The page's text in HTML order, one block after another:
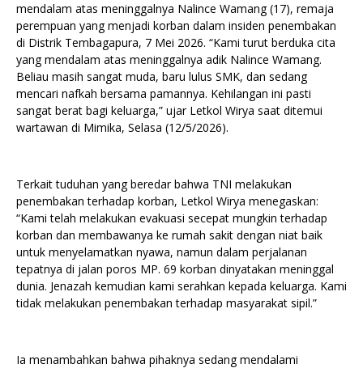
mendalam atas meninggalnya Nalince Wamang (17), remaja
perempuan yang menjadi korban dalam insiden penembakan
di Distrik Tembagapura, 7 Mei 2026. “Kami turut berduka cita
yang mendalam atas meninggalnya adik Nalince Wamang.
Beliau masih sangat muda, baru lulus SMK, dan sedang
mencari nafkah bersama pamannya. Kehilangan ini pasti
sangat berat bagi keluarga,” ujar Letkol Wirya saat ditemui
wartawan di Mimika, Selasa (12/5/2026).
Terkait tuduhan yang beredar bahwa TNI melakukan
penembakan terhadap korban, Letkol Wirya menegaskan:
“Kami telah melakukan evakuasi secepat mungkin terhadap
korban dan membawanya ke rumah sakit dengan niat baik
untuk menyelamatkan nyawa, namun dalam perjalanan
tepatnya di jalan poros MP. 69 korban dinyatakan meninggal
dunia. Jenazah kemudian kami serahkan kepada keluarga. Kami
tidak melakukan penembakan terhadap masyarakat sipil.”
Ia menambahkan bahwa pihaknya sedang mendalami